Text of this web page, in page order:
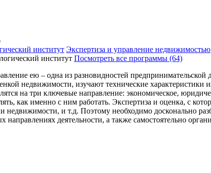
институт Экспертиза и управление недвижимостью
Посмотреть все программы (64)
ею – одна из разновидностей
недвижимости, изучают технические
на три ключевые направление: экономическое,
как именно с ним работать. Экспертиза и оценка, с
недвижимости, и т.д. Поэтому необходимо досконально
деятельности, а также самостоятельно